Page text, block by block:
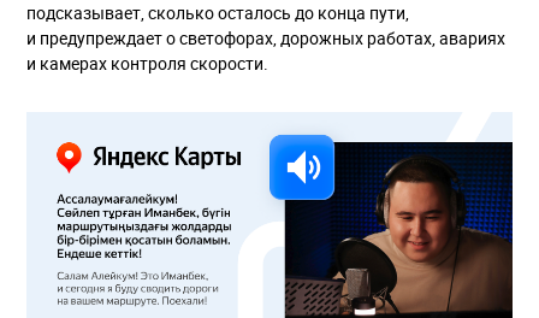
подсказывает, сколько осталось до конца пути,
и предупреждает о светофорах, дорожных работах, авариях
и камерах контроля скорости.